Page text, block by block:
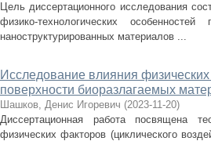
Цель диссертационного исследования
физико-технологических
наноструктурированных материалов ...
Исследование влияния
поверхности биоразлагаемых
Шашков, Денис Игоревич (2023-11-20)
Диссертационная работа посвящена
физических факторов (циклического